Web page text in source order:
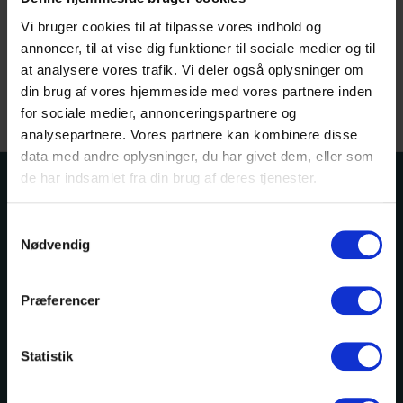
Vi bruger cookies til at tilpasse vores indhold og
annoncer, til at vise dig funktioner til sociale medier og til
at analysere vores trafik. Vi deler også oplysninger om
din brug af vores hjemmeside med vores partnere inden
for sociale medier, annonceringspartnere og
analysepartnere. Vores partnere kan kombinere disse
data med andre oplysninger, du har givet dem, eller som
de har indsamlet fra din brug af deres tjenester.
Nødvendig
Præferencer
Statistik
Bæredygtig journalist i danskfaget
Bæredygtig journalist i danskfaget